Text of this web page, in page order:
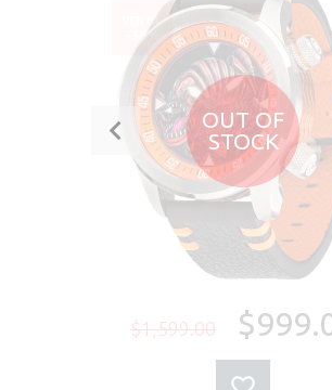
OUT OF
STOCK
$1,599.00
-38%